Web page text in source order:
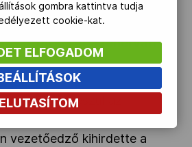
as bő keret a fehérvári
már készül az
vezetőedző kihirdette a
gombra kattintva tudja
cookie-kat.
ELFOGADOM
ELUTASÍTOM